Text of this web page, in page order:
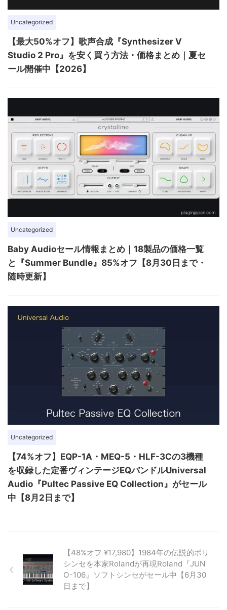
Uncategorized
【最大50%オフ】歌声合成『Synthesizer V
Studio 2 Pro』を安く買う方法・価格まとめ｜夏セ
ール開催中【2026】
Uncategorized
Baby Audioセール情報まとめ｜18製品の価格一覧
と『Summer Bundle』85%オフ【8月30日まで・
随時更新】
Uncategorized
【74%オフ】EQP-1A・MEQ-5・HLF-3Cの3機種
を収録した定番ヴィンテージEQバンドルUniversal
Audio『Pultec Passive EQ Collection』がセール
中【8月2日まで】
【48%オフ ¥17,980】1984年の伝説的ポリ
シンセを本家Rolandが再現Roland『JUN
O-106』ソフトシンセがセール中【6月30
日まで】